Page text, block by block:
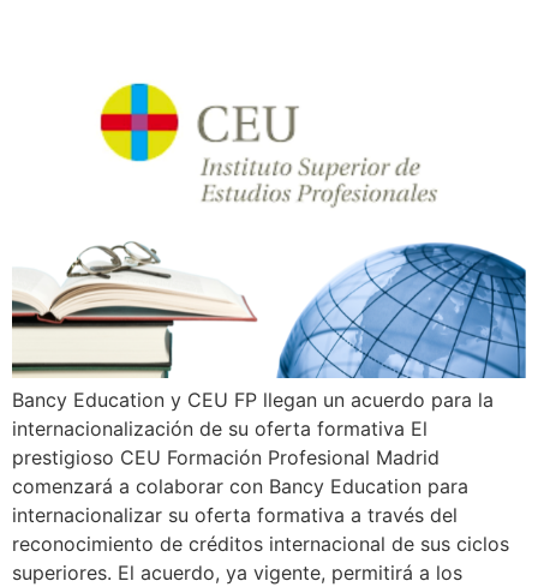
Bancy Education y CEU FP llegan un acuerdo para la
internacionalización de su oferta formativa El
prestigioso CEU Formación Profesional Madrid
comenzará a colaborar con Bancy Education para
internacionalizar su oferta formativa a través del
reconocimiento de créditos internacional de sus ciclos
superiores. El acuerdo, ya vigente, permitirá a los